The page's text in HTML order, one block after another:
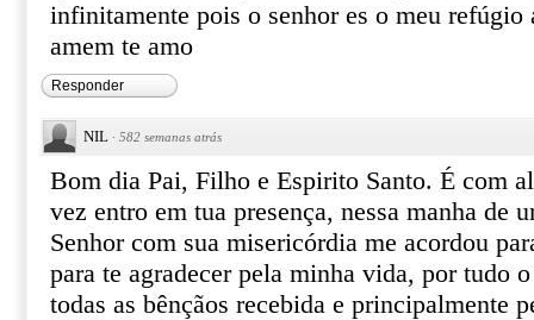
infinitamente pois o senhor es o meu refúgio
amem te amo
Responder
NIL · 582 semanas atrás
Bom dia Pai, Filho e Espirito Santo. É com
vez entro em tua presença, nessa manha de
Senhor com sua misericórdia me acordou
para te agradecer pela minha vida, por tudo
todas as bênçãos recebida e principalmente